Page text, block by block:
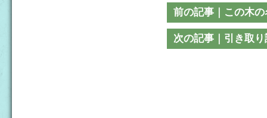
前の記事｜この木
次の記事｜引き取り